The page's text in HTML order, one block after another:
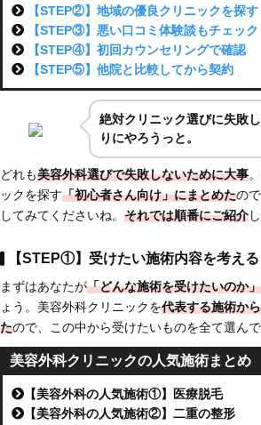
【STEP②】地域の優良クリニックを探す
【STEP③】悪い口コミ体験談もチェック
【STEP④】初回カウンセリングで確認
【STEP⑤】他院と比較してから契約
絶対クリニック選びに失敗
りにやろうっと。
どれも美容外科選びで失敗しないために大事
ックを探す「初心者さん向け」にまとめたの
してみてくださいね。 それでは順番にご紹介
【STEP①】受けたい施術内容を考える
まずはあなたが「どんな施術を受けたいのか
ょう。美容外科クリニックを代表する施術か
たので、この中から受けたいものを全て選ん
美容外科クリニックの人気施術まとめ
【美容外科の人気施術①】医療脱毛
【美容外科の人気施術②】二重の整形